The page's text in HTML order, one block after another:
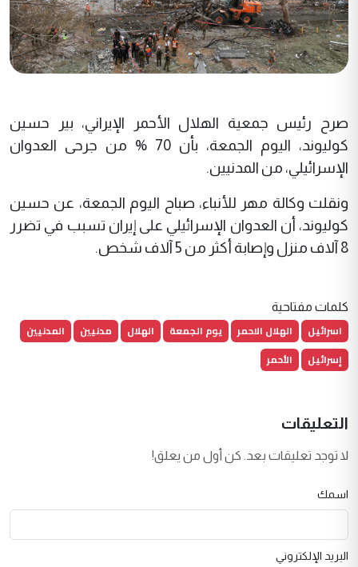
صرح رئيس جمعية الهلال الأحمر الإيراني، بير حسين
كوليوند، اليوم الجمعة، بأن 70 % من جرحى العدوان
الإسرائيلي، من المدنيين.
ونقلت وكالة مهر للأنباء، صباح اليوم الجمعة، عن حسين
كوليوند، أن العدوان الإسرائيلي على إيران تسبب في تضرر
8 آلاف منزل وإصابة أكثر من 5 آلاف شخص.
كلمات مفتاحية
اسرائيل الهلال الاحمر يوم الجمعة الهلال مدنيين
المدنيين
إسرائيل
الأحمر
التعليقات
لا توجد تعليقات بعد. كن أول من يعلق!
اسمك
البريد الإلكتروني